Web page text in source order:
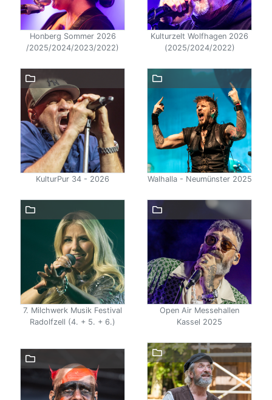
Honberg Sommer 2026
/2025/2024/2023/2022)
Kulturzelt Wolfhagen 2026
(2025/2024/2022)
KulturPur 34 - 2026 Walhalla - Neumünster 2025
7. Milchwerk Musik Festival
Radolfzell (4. + 5. + 6.)
Open Air Messehallen
Kassel 2025